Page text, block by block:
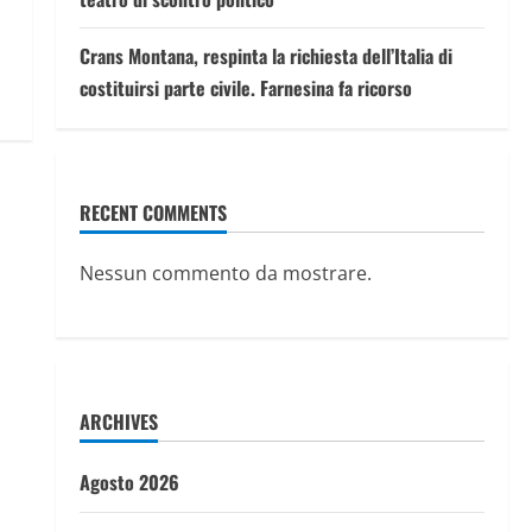
Crans Montana, respinta la richiesta dell’Italia di
costituirsi parte civile. Farnesina fa ricorso
RECENT COMMENTS
Nessun commento da mostrare.
ARCHIVES
Agosto 2026